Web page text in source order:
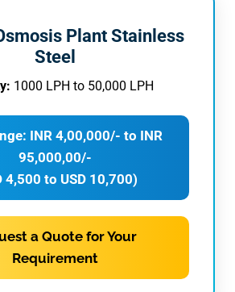
Plant Stainless
Steel
1000 LPH to 50,000 LPH
INR 4,00,000/- to INR
95,000,00/-
4,500 to USD 10,700)
a Quote for Your
Requirement